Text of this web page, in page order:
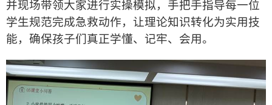
并现场带领大家进行实操模拟，手把手指导每一位
学生规范完成急救动作，让理论知识转化为实用技
能，确保孩子们真正学懂、记牢、会用。